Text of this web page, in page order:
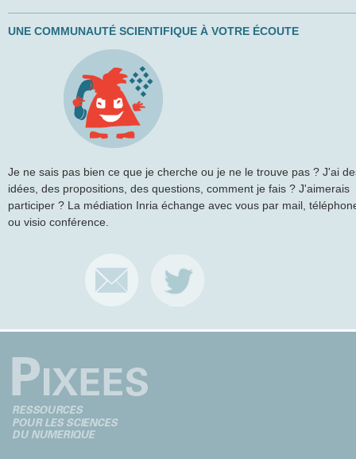
UNE COMMUNAUTÉ SCIENTIFIQUE À VOTRE ÉCOUTE
Je ne sais pas bien ce que je cherche ou je ne le trouve pas ? J'ai
idées, des propositions, des questions, comment je fais ? J'aimerais
participer ? La médiation Inria échange avec vous par mail,
ou visio conférence.